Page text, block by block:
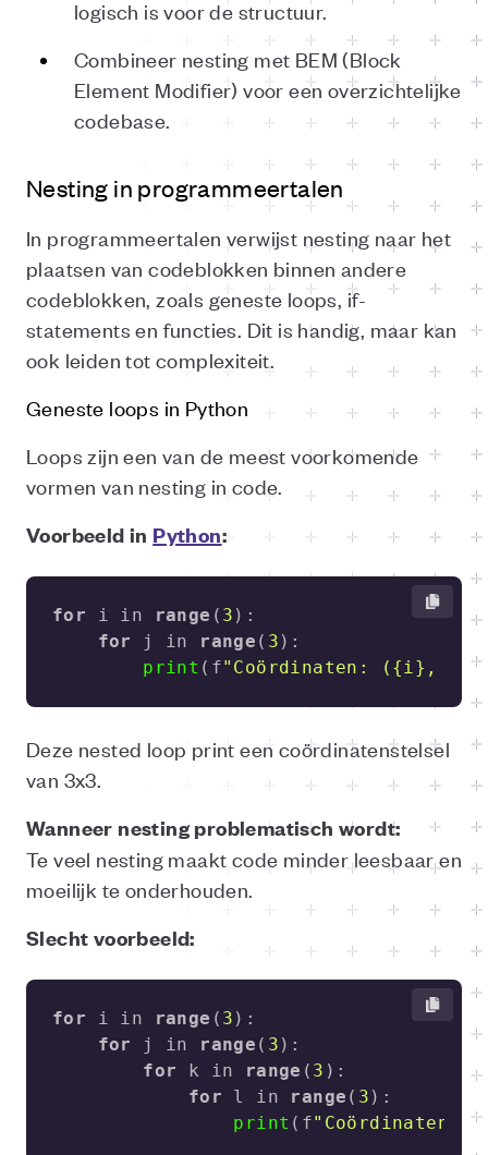
logisch is voor de structuur.
Combineer nesting met BEM (Block
Element Modifier) voor een overzichtelijke
codebase.
Nesting in programmeertalen
In programmeertalen verwijst nesting naar het
plaatsen van codeblokken binnen andere
codeblokken, zoals geneste loops, if-
statements en functies. Dit is handig, maar kan
ook leiden tot complexiteit.
Geneste loops in Python
Loops zijn een van de meest voorkomende
vormen van nesting in code.
Voorbeeld in Python:
for i in range ( 3
for j in range ( 3
print (f"Coördinaten: ({i},
Deze nested loop print een coördinatenstelsel
van 3x3.
Wanneer nesting problematisch wordt:
Te veel nesting maakt code minder leesbaar en
moeilijk te onderhouden.
Slecht voorbeeld:
for i in range ( 3
for j in range ( 3
for k in range ( 3
for l in range ( 3
print (f